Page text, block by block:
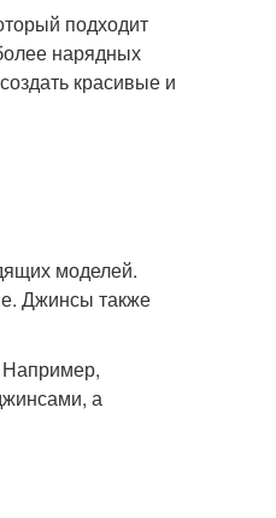
подходит
нарядных
красивые и
моделей.
Джинсы также
Например,
а